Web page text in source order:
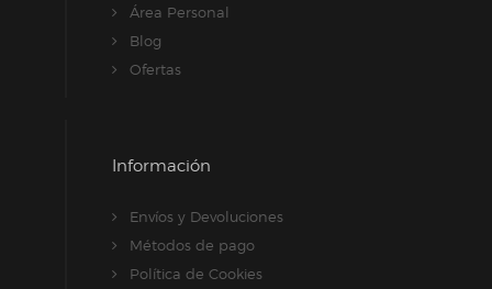
Área Personal
Blog
Ofertas
Información
Envíos y Devoluciones
Métodos de pago
Política de Cookies